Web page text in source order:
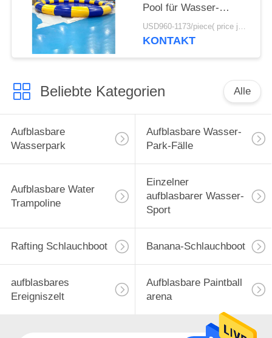
Pool für Wasser-
gehenden Ball
USD960-1173/piece( price just for reference, detailed prices need to be confirmed) MOQ:1PC
KONTAKT
Beliebte Kategorien Alle
Aufblasbare
Wasserpark
Aufblasbare Wasser-
Park-Fälle
Aufblasbare Water
Trampoline
Einzelner
aufblasbarer Wasser-
Sport
Rafting Schlauchboot Banana-Schlauchboot
aufblasbares
Ereigniszelt
Aufblasbare Paintball
arena